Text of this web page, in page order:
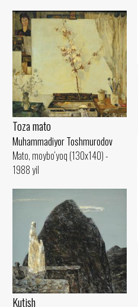
Toza mato
Muhammadiyor Toshmurodov
Mato, moybo‘yoq (130x140) -
1988 yil
Kutish